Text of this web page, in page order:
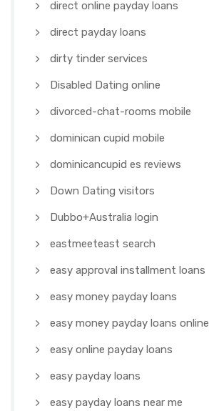
direct online payday loans
direct payday loans
dirty tinder services
Disabled Dating online
divorced-chat-rooms mobile
dominican cupid mobile
dominicancupid es reviews
Down Dating visitors
Dubbo+Australia login
eastmeeteast search
easy approval installment loans
easy money payday loans
easy money payday loans online
easy online payday loans
easy payday loans
easy payday loans near me